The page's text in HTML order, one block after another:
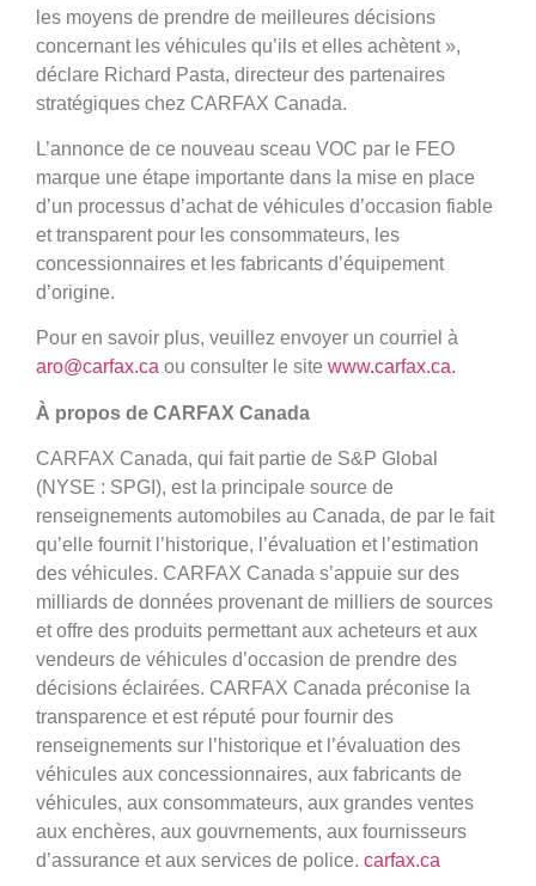
les moyens de prendre de meilleures décisions
concernant les véhicules qu’ils et elles achètent »,
déclare Richard Pasta, directeur des partenaires
stratégiques chez CARFAX Canada.
L’annonce de ce nouveau sceau VOC par le FEO
marque une étape importante dans la mise en place
d’un processus d’achat de véhicules d’occasion fiable
et transparent pour les consommateurs, les
concessionnaires et les fabricants d’équipement
d’origine.
Pour en savoir plus, veuillez envoyer un courriel à
aro@carfax.ca ou consulter le site www.carfax.ca.
À propos de CARFAX Canada
CARFAX Canada, qui fait partie de S&P Global
(NYSE : SPGI), est la principale source de
renseignements automobiles au Canada, de par le fait
qu’elle fournit l’historique, l’évaluation et l’estimation
des véhicules. CARFAX Canada s’appuie sur des
milliards de données provenant de milliers de sources
et offre des produits permettant aux acheteurs et aux
vendeurs de véhicules d’occasion de prendre des
décisions éclairées. CARFAX Canada préconise la
transparence et est réputé pour fournir des
renseignements sur l’historique et l’évaluation des
véhicules aux concessionnaires, aux fabricants de
véhicules, aux consommateurs, aux grandes ventes
aux enchères, aux gouvrnements, aux fournisseurs
d’assurance et aux services de police. carfax.ca